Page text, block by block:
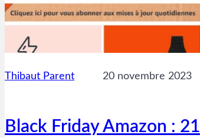
Thibaut Parent 20 novembre 2023
Black Friday Amazon : 21